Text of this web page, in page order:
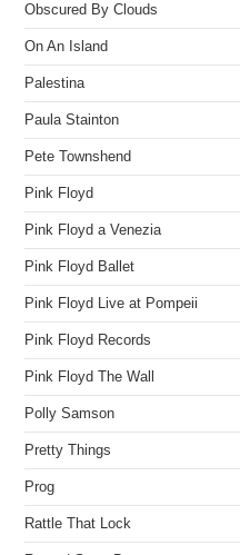
Obscured By Clouds
On An Island
Palestina
Paula Stainton
Pete Townshend
Pink Floyd
Pink Floyd a Venezia
Pink Floyd Ballet
Pink Floyd Live at Pompeii
Pink Floyd Records
Pink Floyd The Wall
Polly Samson
Pretty Things
Prog
Rattle That Lock